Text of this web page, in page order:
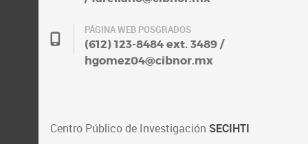
PÁGINA WEB POSGRADOS
(612) 123-8484 ext. 3489 /
hgomez04@cibnor.mx
Centro Público de Investigación SECIHTI